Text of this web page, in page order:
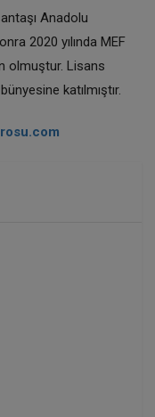
Anadolu
2020 yılında MEF
olmuştur. Lisans
katılmıştır.